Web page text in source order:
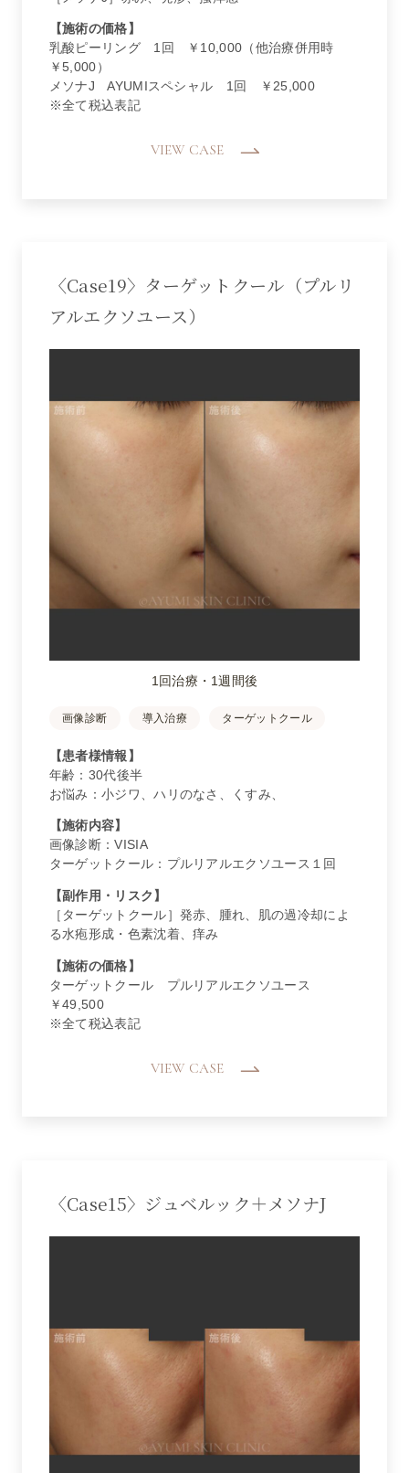
【施術の価格】
乳酸ピーリング 1回 ￥10,000（他治療併用時
￥5,000）
メソナJ AYUMIスペシャル 1回 ￥25,000
※全て税込表記
VIEW CASE
〈Case19〉ターゲットクール（プルリ
アルエクソユース）
1回治療・1週間後
画像診断 導入治療 ターゲットクール
【患者様情報】
年齢：30代後半
お悩み：小ジワ、ハリのなさ、くすみ、
【施術内容】
画像診断：VISIA
ターゲットクール：プルリアルエクソユース１回
【副作用・リスク】
［ターゲットクール］発赤、腫れ、肌の過冷却によ
る水疱形成・色素沈着、痒み
【施術の価格】
ターゲットクール プルリアルエクソユース
￥49,500
※全て税込表記
VIEW CASE
〈Case15〉ジュベルック＋メソナJ